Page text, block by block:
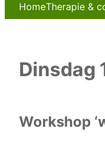
HomeTherapie &
Dinsdag
Workshop